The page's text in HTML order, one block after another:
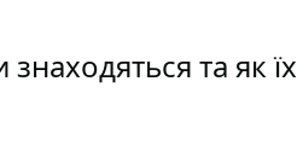
та як їх